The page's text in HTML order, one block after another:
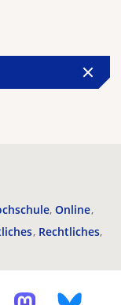
Online
Rechtliches